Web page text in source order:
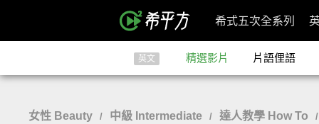
希式五次全系列
英文 精選影片 片語俚語
女性 Beauty / 中級 Intermediate / 達人教學 How To